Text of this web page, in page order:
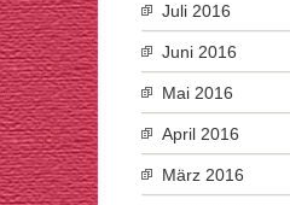
Juli 2016
Juni 2016
Mai 2016
April 2016
März 2016